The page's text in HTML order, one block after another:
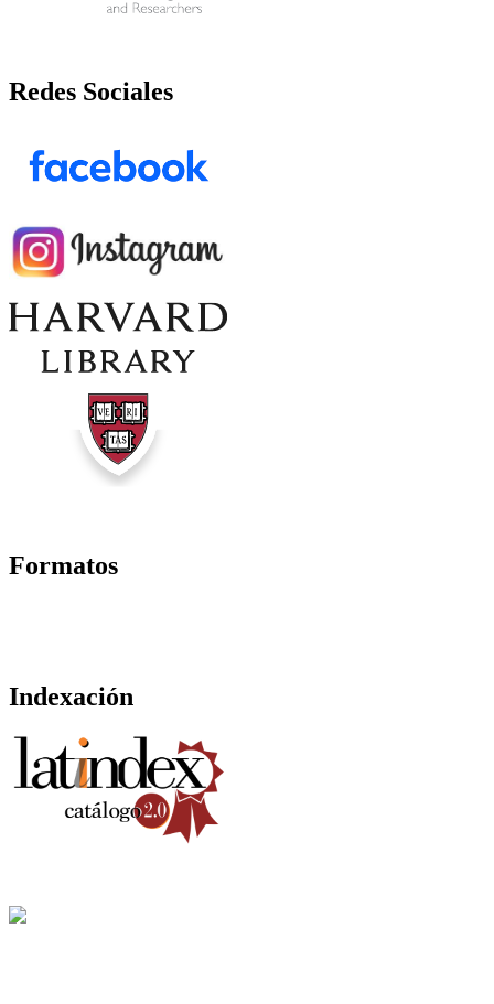
Redes Sociales
Formatos
Indexación